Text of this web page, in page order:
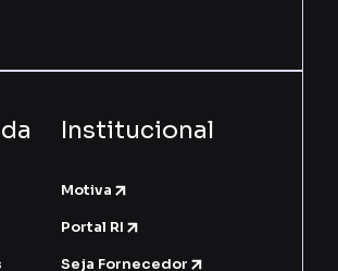
Institucional
Motiva
Portal RI
Seja Fornecedor